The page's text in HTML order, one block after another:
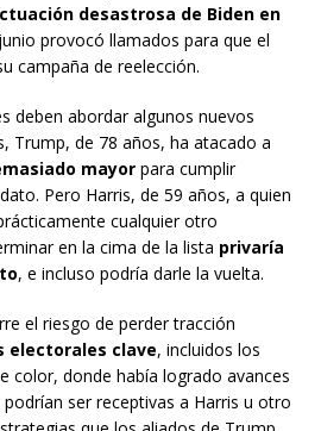
desastrosa de Biden en
provocó llamados para que el
campaña de reelección.
deben abordar algunos nuevos
Trump, de 78 años, ha atacado a
mayor para cumplir
Pero Harris, de 59 años, a quien
cualquier otro
en la cima de la lista privaría
, e incluso podría darle la vuelta.
el riesgo de perder tracción
electorales clave, incluidos los
color, donde había logrado avances
ser receptivas a Harris u otro